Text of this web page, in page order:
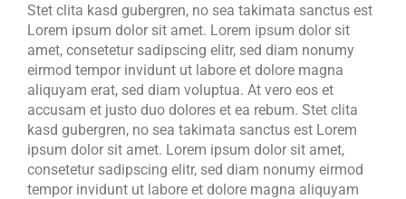
Stet clita kasd gubergren, no sea takimata sanctus est
Lorem ipsum dolor sit amet. Lorem ipsum dolor sit
amet, consetetur sadipscing elitr, sed diam nonumy
eirmod tempor invidunt ut labore et dolore magna
aliquyam erat, sed diam voluptua. At vero eos et
accusam et justo duo dolores et ea rebum. Stet clita
kasd gubergren, no sea takimata sanctus est Lorem
ipsum dolor sit amet. Lorem ipsum dolor sit amet,
consetetur sadipscing elitr, sed diam nonumy eirmod
tempor invidunt ut labore et dolore magna aliquyam